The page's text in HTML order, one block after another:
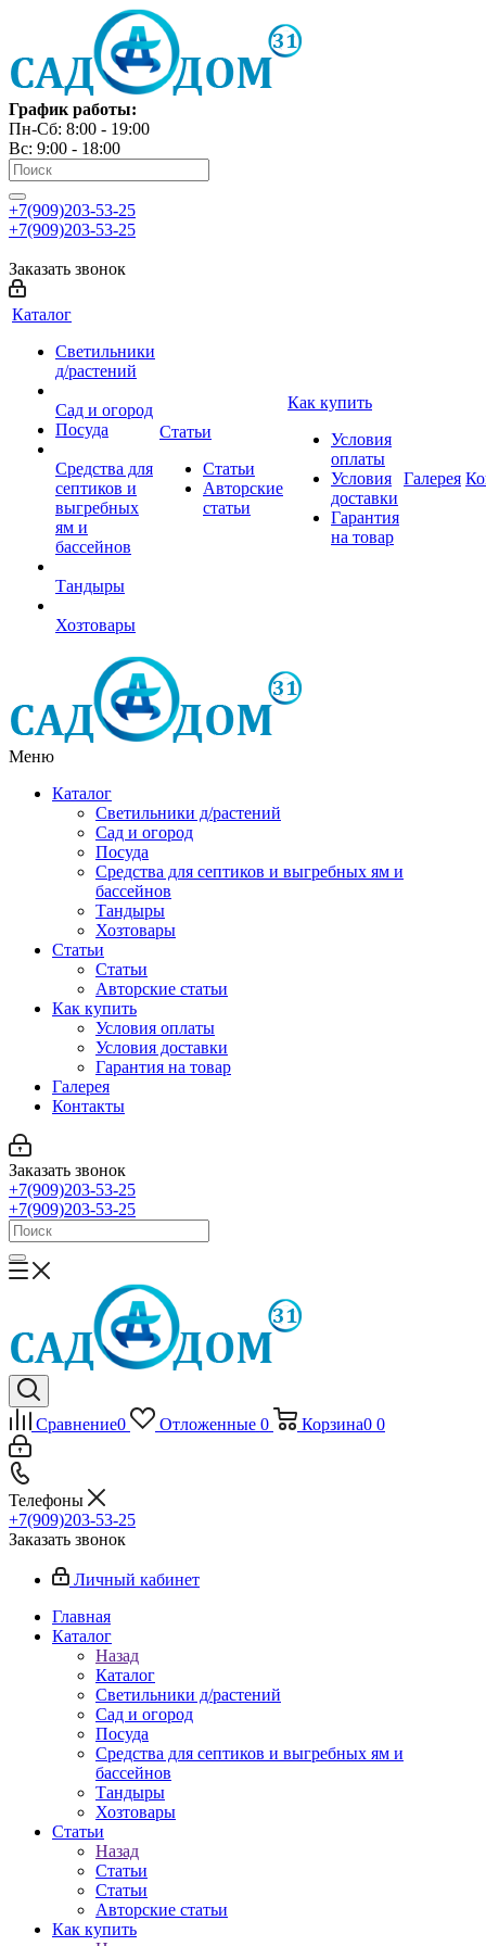
График работы:
Пн-Сб: 8:00 - 19:00
Вс: 9:00 - 18:00
+7(909)203-53-25
+7(909)203-53-25
Заказать звонок
Каталог
Светильники
д/растений
Сад и огород
Посуда
Средства для
септиков и
выгребных
ям и
бассейнов
Тандыры
Хозтовары
Статьи
Статьи
Авторские
статьи
Как купить
Условия
оплаты
Условия
доставки
Гарантия
на товар
Галерея
Меню
Каталог
Светильники д/растений
Сад и огород
Посуда
Средства для септиков и выгребных ям и
бассейнов
Тандыры
Хозтовары
Статьи
Статьи
Авторские статьи
Как купить
Условия оплаты
Условия доставки
Гарантия на товар
Галерея
Контакты
Заказать звонок
+7(909)203-53-25
+7(909)203-53-25
Сравнение0 Отложенные 0 Корзина0 0
Телефоны
+7(909)203-53-25
Заказать звонок
Личный кабинет
Главная
Каталог
Назад
Каталог
Светильники д/растений
Сад и огород
Посуда
Средства для септиков и выгребных ям и
бассейнов
Тандыры
Хозтовары
Статьи
Назад
Статьи
Статьи
Авторские статьи
Как купить